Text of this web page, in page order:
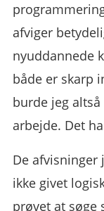
afviger
nyuddannede
både er skarp
burde jeg
arbejde. Det
De afvisninger
ikke givet
prøvet at søge